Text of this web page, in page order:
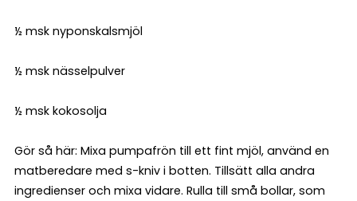
½ msk nyponskalsmjöl
½ msk nässelpulver
½ msk kokosolja
Gör så här: Mixa pumpafrön till ett fint mjöl, använd en
matberedare med s-kniv i botten. Tillsätt alla andra
ingredienser och mixa vidare. Rulla till små bollar, som